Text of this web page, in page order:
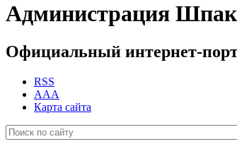
Администрация
Официальный интернет-
RSS
AAA
Карта сайта